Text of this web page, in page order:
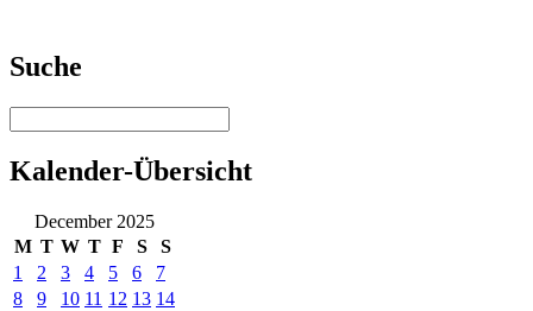
Suche
Kalender-Übersicht
December 2025
M T W T F S
S
1
2 3 4 5 6
7
8
9 10 11 12 13 14